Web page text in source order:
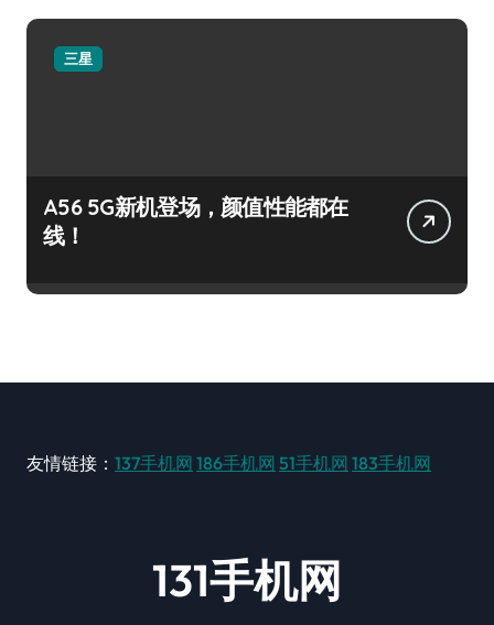
三星
A56 5G新机登场，颜值性能都在
线！
友情链接： 137手机网 186手机网 51手机网 183手机网
131手机网